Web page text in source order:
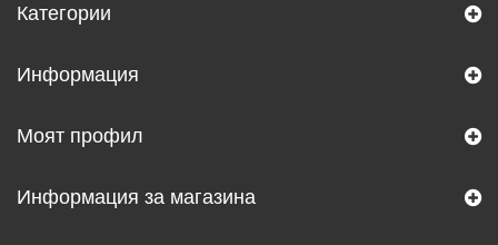
Категории
Информация
Моят профил
Информация за магазина